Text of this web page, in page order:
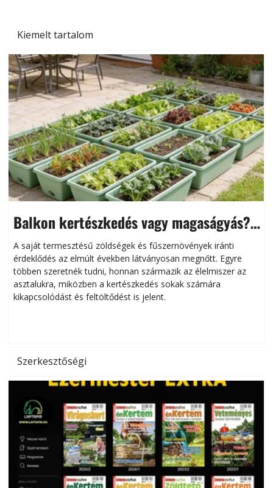
Kiemelt tartalom
Balkon kertészkedés vagy magaságyás?
Helytakarékos kertészkedés
A saját termesztésű zöldségek és fűszernövények iránti
érdeklődés az elmúlt években látványosan megnőtt. Egyre
többen szeretnék tudni, honnan származik az élelmiszer az
asztalukra, miközben a kertészkedés sokak számára
kikapcsolódást és feltöltődést is jelent.
Szerkesztőségi